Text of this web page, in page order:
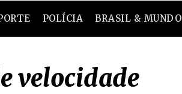
POLÍCIA BRASIL & MUNDO
velocidade